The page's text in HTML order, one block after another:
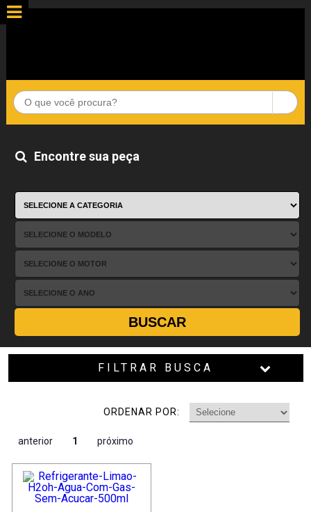
Encontre sua peça
BUSCAR
FILTRAR BUSCA
ORDENAR POR:
anterior 1 próximo